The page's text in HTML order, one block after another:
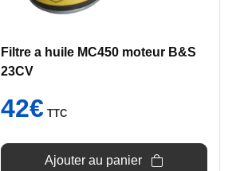
Filtre a huile MC450 moteur B&S
23CV
42€ TTC
Ajouter au panier